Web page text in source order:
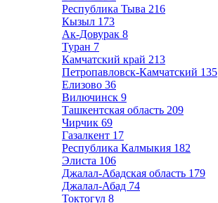
Республика Тыва 216
Кызыл 173
Ак-Довурак 8
Туран 7
Камчатский край 213
Петропавловск-Камчатский 135
Елизово 36
Вилючинск 9
Ташкентская область 209
Чирчик 69
Газалкент 17
Республика Калмыкия 182
Элиста 106
Джалал-Абадская область 179
Джалал-Абад 74
Токтогул 8